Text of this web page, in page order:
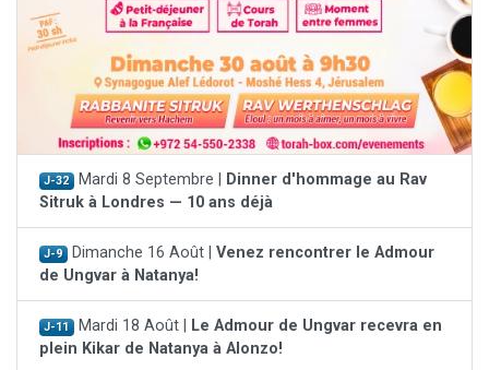
J-32 Mardi 8 Septembre |
Dinner d'hommage au Rav
Sitruk à Londres — 10 ans déjà
J-9 Dimanche 16 Août | Venez rencontrer le Admour
de Ungvar à Natanya!
J-11 Mardi 18 Août |
Le Admour de Ungvar recevra en
plein Kikar de Natanya à Alonzo!